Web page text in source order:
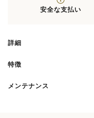
安全な支払い
詳細
特徴
メンテナンス